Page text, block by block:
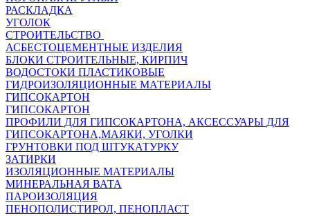
РАСКЛАДКА
УГОЛОК
СТРОИТЕЛЬСТВО
АСБЕСТОЦЕМЕНТНЫЕ ИЗДЕЛИЯ
БЛОКИ СТРОИТЕЛЬНЫЕ, КИРПИЧ
ВОДОСТОКИ ПЛАСТИКОВЫЕ
ГИДРОИЗОЛЯЦИОННЫЕ МАТЕРИАЛЫ
ГИПСОКАРТОН
ГИПСОКАРТОН
ПРОФИЛИ ДЛЯ ГИПСОКАРТОНА, АКСЕССУАРЫ ДЛЯ
ГИПСОКАРТОНА,МАЯКИ, УГОЛКИ
ГРУНТОВКИ ПОД ШТУКАТУРКУ
ЗАТИРКИ
ИЗОЛЯЦИОННЫЕ МАТЕРИАЛЫ
МИНЕРАЛЬНАЯ ВАТА
ПАРОИЗОЛЯЦИЯ
ПЕНОПОЛИСТИРОЛ, ПЕНОПЛАСТ